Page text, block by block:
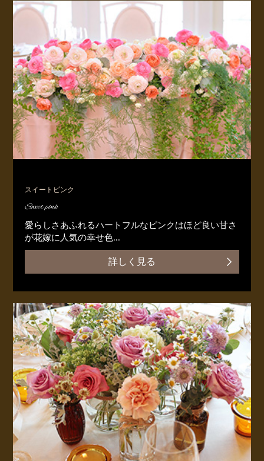
スイートピンク
Sweet pink
愛らしさあふれるハートフルなピンクはほど良い甘さ
が花嫁に人気の幸せ色...
詳しく見る